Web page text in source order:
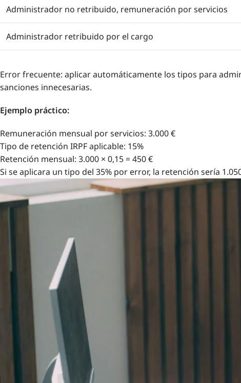
Administrador no retribuido, remuneración por servicios
Administrador retribuido por el cargo
Error frecuente: aplicar automáticamente los tipos para
sanciones innecesarias.
Ejemplo práctico:
Remuneración mensual por servicios: 3.000 €
Tipo de retención IRPF aplicable: 15%
Retención mensual: 3.000 × 0,15 = 450 €
Si se aplicara un tipo del 35% por error, la retención sería